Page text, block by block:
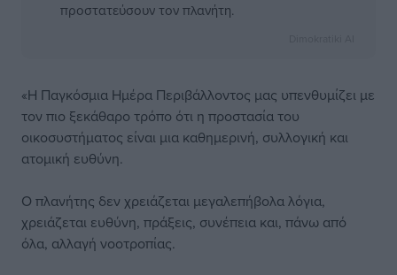
προστατεύσουν τον πλανήτη.
«Η Παγκόσμια Ημέρα Περιβάλλοντος μας υπενθυμίζει με
τον πιο ξεκάθαρο τρόπο ότι η προστασία του
οικοσυστήματος είναι μια καθημερινή, συλλογική και
ατομική ευθύνη.
Ο πλανήτης δεν χρειάζεται μεγαλεπήβολα λόγια,
χρειάζεται ευθύνη, πράξεις, συνέπεια και, πάνω από
όλα, αλλαγή νοοτροπίας.